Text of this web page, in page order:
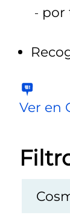
por
Ver en